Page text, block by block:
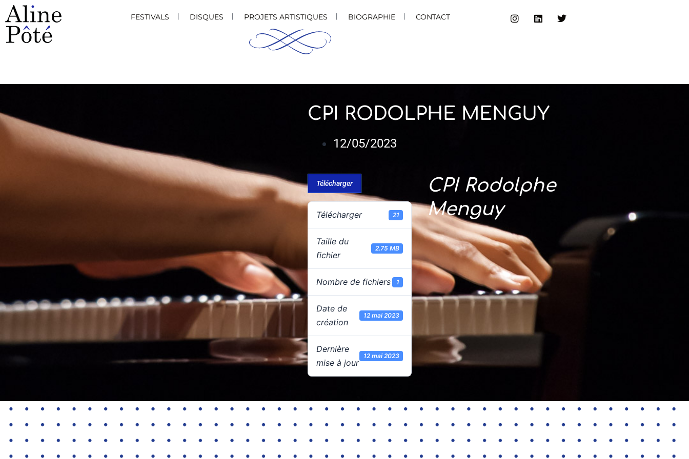
FESTIVALS DISQUES PROJETS ARTISTIQUES BIOGRAPHIE CONTACT
CPI RODOLPHE MENGUY
12/05/2023
Télécharger
Télécharger 21
Taille du
fichier
2.75 MB
Nombre de fichiers 1
Date de
création
12 mai 2023
Dernière
mise à jour
12 mai 2023
CPI Rodolphe
Menguy